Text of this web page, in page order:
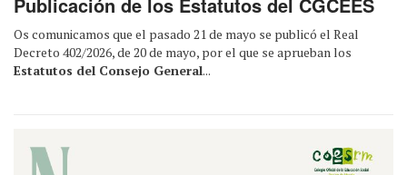
Os comunicamos que el pasado 21 de mayo se publicó el Real
Decreto 402/2026, de 20 de mayo, por el que se aprueban los
Estatutos del Consejo General...